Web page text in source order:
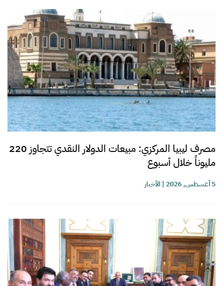
مصرف ليبيا المركزي: مبيعات الدولار النقدي تتجاوز 220
مليوناً خلال أسبوع
5 أغسطس, 2026 |الأخبار